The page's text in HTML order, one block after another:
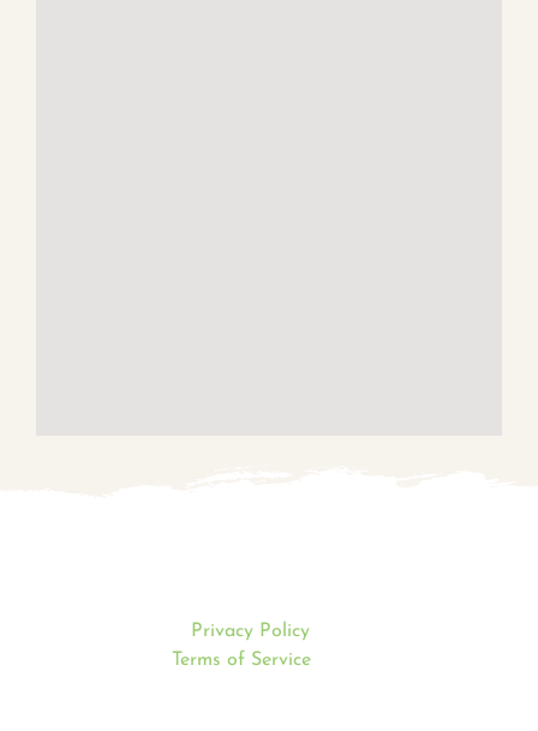
Privacy Policyand
Terms of Serviceapply.